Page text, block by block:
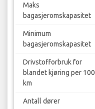
Maks
bagasjeromskapasitet
Minimum
bagasjeromskapasitet
Drivstofforbruk for
blandet kjøring per 100
km
Antall dører